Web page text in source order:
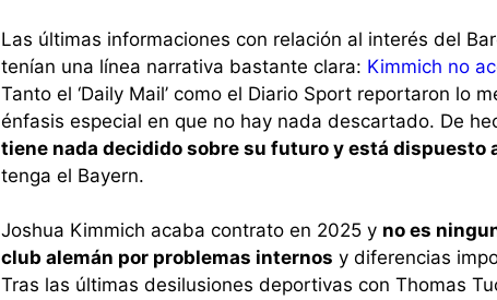
Las últimas informaciones con relación al interés del
tenían una línea narrativa bastante clara: Kimmich no
Tanto el ‘Daily Mail’ como el Diario Sport reportaron lo
énfasis especial en que no hay nada descartado. De
tiene nada decidido sobre su futuro y está dispuesto
tenga el Bayern.
Joshua Kimmich acaba contrato en 2025 y no es
club alemán por problemas internos y diferencias
Tras las últimas desilusiones deportivas con Thomas